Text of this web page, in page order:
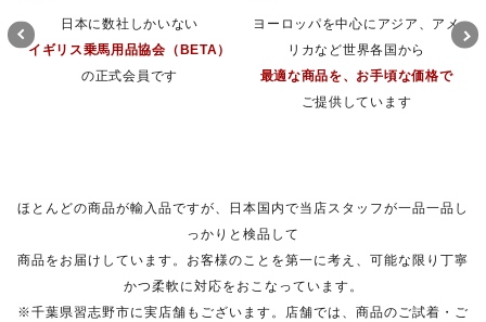
日本に数社しかいない
イギリス乗馬用品協会（BETA）
の正式会員です
ヨーロッパを中心にアジア、アメ
リカなど世界各国から
最適な商品を、お手頃な価格で
ご提供しています
ほとんどの商品が輸入品ですが、日本国内で当店スタッフが一品一品し
っかりと検品して
商品をお届けしています。お客様のことを第一に考え、可能な限り丁寧
かつ柔軟に対応をおこなっています。
※千葉県習志野市に実店舗もございます。店舗では、商品のご試着・ご